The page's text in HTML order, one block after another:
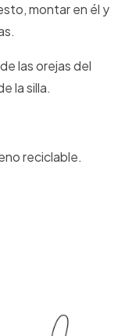
montar en él y
las orejas del
la silla.
reciclable.